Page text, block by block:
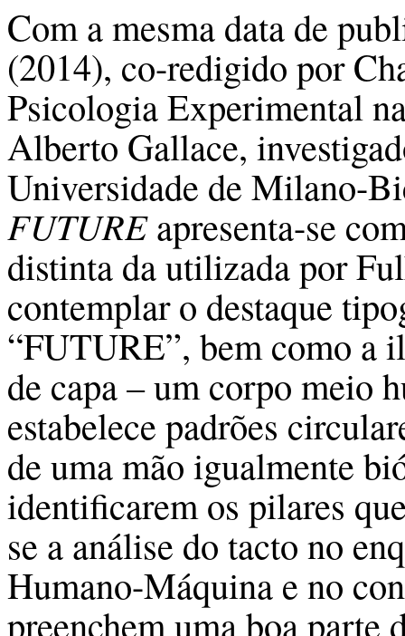
Com a mesma data de
(2014), co-redigido por
Psicologia Experimental
Alberto Gallace,
Universidade de Milano-
FUTUREapresenta-se
distinta da utilizada por
contemplar o destaque
“FUTURE”, bem como a
de capa – um corpo meio
estabelece padrões
de uma mão igualmente
identificarem os pilares
se a análise do tacto no
Humano-Máquina e no
preenchem uma boa parte